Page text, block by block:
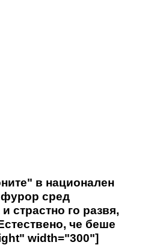
в национален
фурор сред
страстно го развя,
че беше
width="300"]